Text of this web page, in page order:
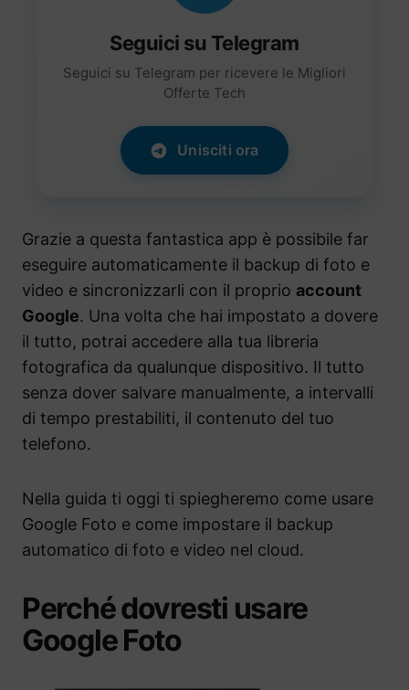
Seguici su Telegram
Seguici su Telegram per ricevere le Migliori
Offerte Tech
Unisciti ora
Grazie a questa fantastica app è possibile far
eseguire automaticamente il backup di foto e
video e sincronizzarli con il proprio account
Google. Una volta che hai impostato a dovere
il tutto, potrai accedere alla tua libreria
fotografica da qualunque dispositivo. Il tutto
senza dover salvare manualmente, a intervalli
di tempo prestabiliti, il contenuto del tuo
telefono.
Nella guida ti oggi ti spiegheremo come usare
Google Foto e come impostare il backup
automatico di foto e video nel cloud.
Perché dovresti usare
Google Foto